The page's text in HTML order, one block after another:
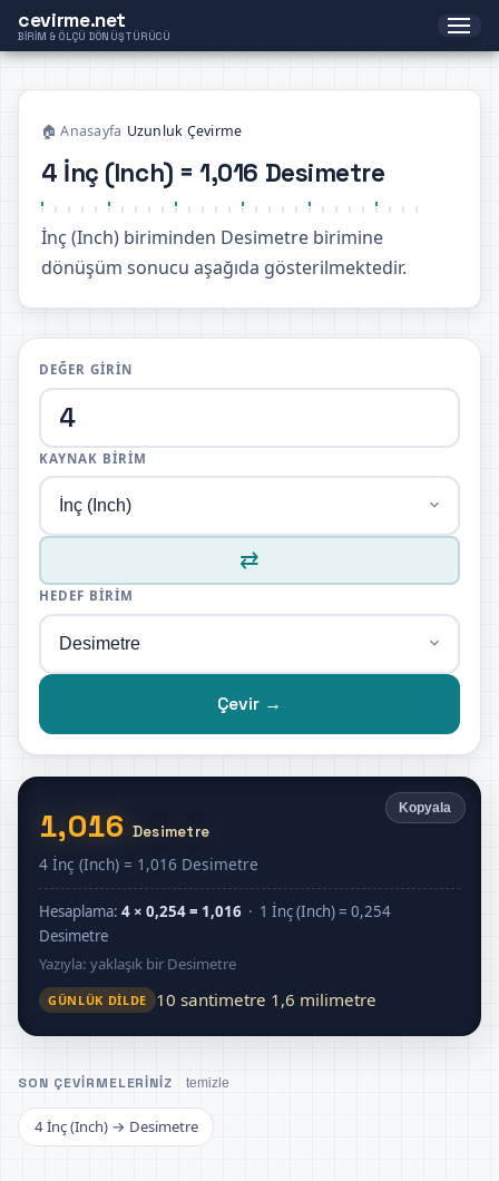
cevirme.net
BIRIM & ÖLÇÜ DÖNÜŞTÜRÜCÜ
🏠 Anasayfa Uzunluk Çevirme
4 İnç (Inch) = 1,016 Desimetre
İnç (Inch) biriminden Desimetre birimine
dönüşüm sonucu aşağıda gösterilmektedir.
DEĞER GIRIN
KAYNAK BIRIM
⇄
HEDEF BIRIM
Çevir →
Kopyala
1,016 Desimetre
4 İnç (Inch) = 1,016 Desimetre
Hesaplama:4 × 0,254 = 1,016 · 1 İnç (Inch) = 0,254
Desimetre
Yazıyla: yaklaşık bir Desimetre
GÜNLÜK DILDE 10 santimetre 1,6 milimetre
SON ÇEVIRMELERINIZ temizle
4 İnç (Inch) → Desimetre